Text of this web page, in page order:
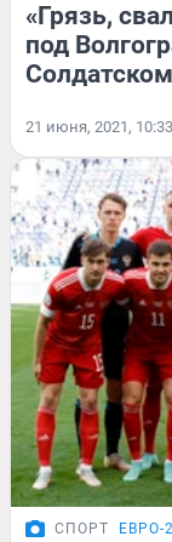
«Грязь,
под
21 июня, 2021, 10:33
СПОРТ ЕВРО-